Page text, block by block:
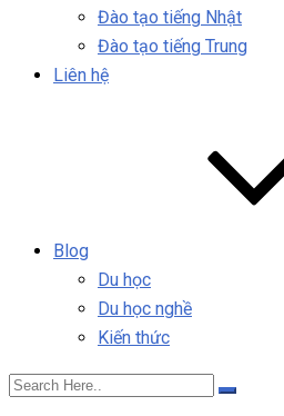
Đào tạo tiếng Nhật
Đào tạo tiếng Trung
Liên hệ
Blog
Du học
Du học nghề
Kiến thức